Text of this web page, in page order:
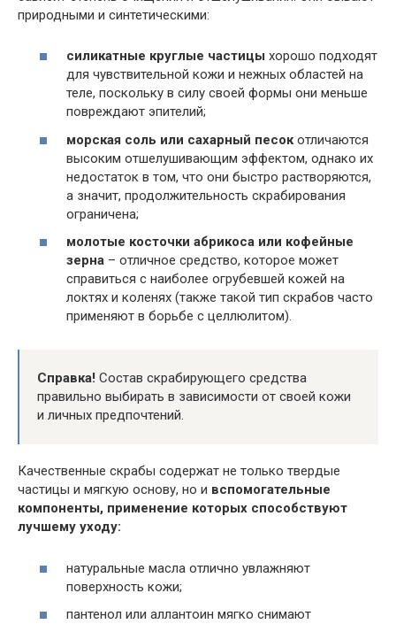
природными и синтетическими:
силикатные круглые частицы хорошо подходят
для чувствительной кожи и нежных областей на
теле, поскольку в силу своей формы они меньше
повреждают эпителий;
морская соль или сахарный песок отличаются
высоким отшелушивающим эффектом, однако их
недостаток в том, что они быстро растворяются,
а значит, продолжительность скрабирования
ограничена;
молотые косточки абрикоса или кофейные
зерна – отличное средство, которое может
справиться с наиболее огрубевшей кожей на
локтях и коленях (также такой тип скрабов часто
применяют в борьбе с целлюлитом).
Справка! Состав скрабирующего средства
правильно выбирать в зависимости от своей кожи
и личных предпочтений.
Качественные скрабы содержат не только твердые
частицы и мягкую основу, но и вспомогательные
компоненты, применение которых способствуют
лучшему уходу:
натуральные масла отлично увлажняют
поверхность кожи;
пантенол или аллантоин мягко снимают